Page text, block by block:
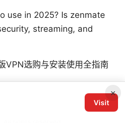
use in 2025? Is zenmate
streaming, and
VPN选购与安装使用全指南
×
Visit